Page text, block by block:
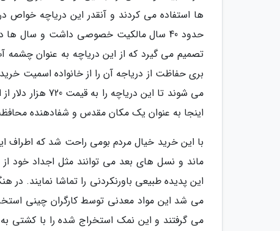
ها استفاده می کردند و آنقدر این دریاچه خواص
حدود 40 سال مالکیت خصوصی داشت و سال ها
تصمیم می گیرد که از این دریاچه به عنوان چشمه
می شوند تا این
اینجا به عنوان یک مکان مقدس و شفادهنده
با این خرید خیال مردم بومی راحت شد که اطراف
ماند و نسل های بعد می توانند مثل اجداد خود از
این پدیده طبیعی باورنکردنی را تماشا نمایند.
می شد این مواد معدنی توسط کارگران چینی
می گرفتند و این نمک استخراج شده را با کشتی